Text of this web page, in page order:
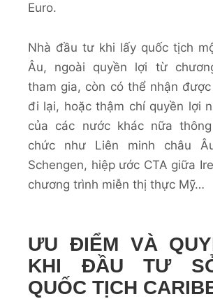
Euro.
Nhà đầu tư khi lấy quốc tịch
Âu, ngoài quyền lợi từ
tham gia, còn có thể nhận
đi lại, hoặc thậm chí quyền lợi
của các nước khác nữa
chức như Liên minh châu
Schengen, hiệp ước CTA giữa
chương trình miễn thị thực Mỹ…
ƯU ĐIỂM VÀ
KHI ĐẦU TƯ
QUỐC TỊCH